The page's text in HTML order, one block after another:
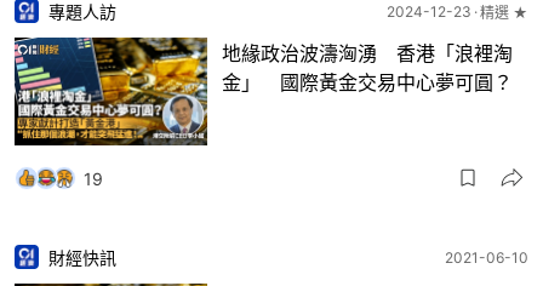
專題人訪 2024-12-23 精選 ★
地緣政治波濤洶湧 香港「浪裡淘
金」 國際黃金交易中心夢可圓？
19
財經快訊 2021-06-10